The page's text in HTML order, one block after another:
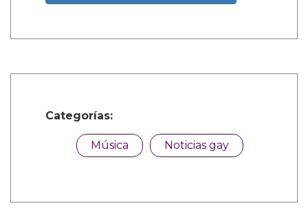
Categorías:
Música Noticias gay